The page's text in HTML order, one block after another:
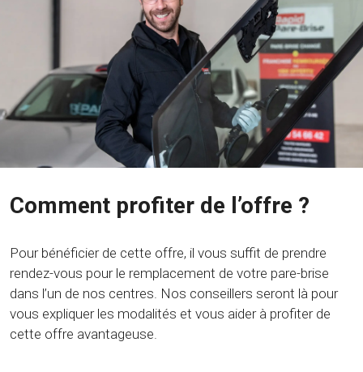
Comment profiter de l’offre ?
Pour bénéficier de cette offre, il vous suffit de prendre
rendez-vous pour le remplacement de votre pare-brise
dans l’un de nos centres. Nos conseillers seront là pour
vous expliquer les modalités et vous aider à profiter de
cette offre avantageuse.